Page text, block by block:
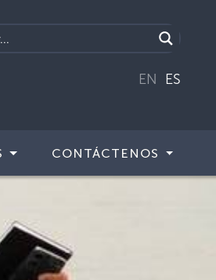
EN ES
CONTÁCTENOS